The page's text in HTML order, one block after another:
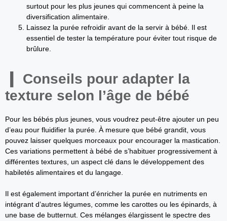
surtout pour les plus jeunes qui commencent à peine la
diversification alimentaire.
Laissez la purée refroidir avant de la servir à bébé. Il est
essentiel de tester la température pour éviter tout risque de
brûlure.
Conseils pour adapter la
texture selon l’âge de bébé
Pour les bébés plus jeunes, vous voudrez peut-être ajouter un peu
d’eau pour fluidifier la purée. À mesure que bébé grandit, vous
pouvez laisser quelques morceaux pour encourager la mastication.
Ces variations permettent à bébé de s’habituer progressivement à
différentes textures, un aspect clé dans le développement des
habiletés alimentaires et du langage.
Il est également important d’énricher la purée en nutriments en
intégrant d’autres légumes, comme les carottes ou les épinards, à
une base de butternut. Ces mélanges élargissent le spectre des